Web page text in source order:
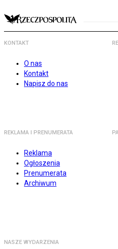
KONTAKT
O nas
Kontakt
Napisz do nas
REKLAMA I PRENUMERATA
Reklama
Ogłoszenia
Prenumerata
Archiwum
NASZE WYDARZENIA